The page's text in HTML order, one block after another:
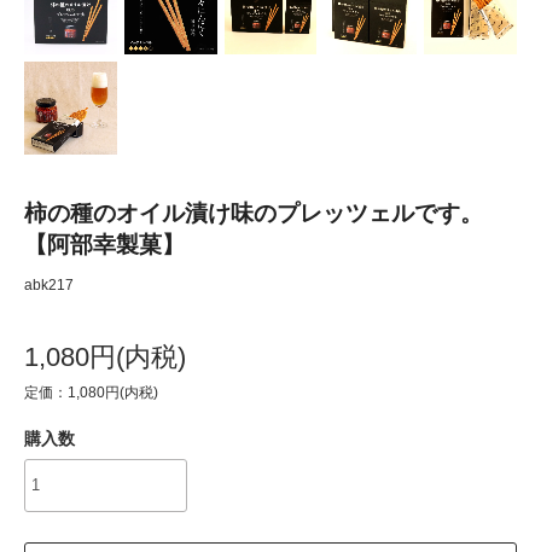
柿の種のオイル漬け味のプレッツェルです。
【阿部幸製菓】
abk217
1,080円(内税)
定価：1,080円(内税)
購入数